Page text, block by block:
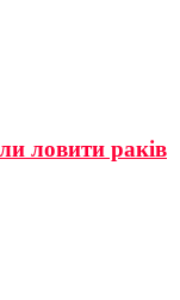
ловити раків